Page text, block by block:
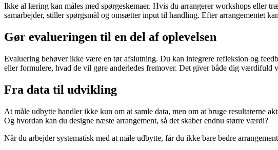
Ikke al læring kan måles med spørgeskemaer. Hvis du arrangerer workshops eller
samarbejder, stiller spørgsmål og omsætter input til handling. Efter arrangementet
Gør evalueringen til en del af oplevelsen
Evaluering behøver ikke være en tør afslutning. Du kan integrere refleksion og
eller formulere, hvad de vil gøre anderledes fremover. Det giver både dig værdifuld
Fra data til udvikling
At måle udbytte handler ikke kun om at samle data, men om at bruge resultaterne
Og hvordan kan du designe næste arrangement, så det skaber endnu større værdi?
Når du arbejder systematisk med at måle udbytte, får du ikke bare bedre